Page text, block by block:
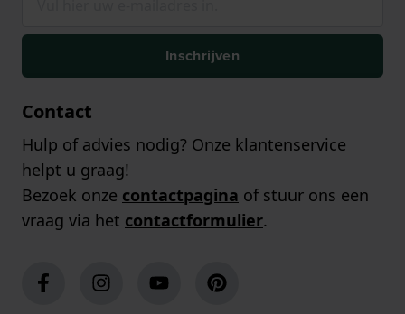
Inschrijven
Contact
Hulp of advies nodig? Onze klantenservice
helpt u graag!
Bezoek onze contactpagina of stuur ons een
vraag via het contactformulier.